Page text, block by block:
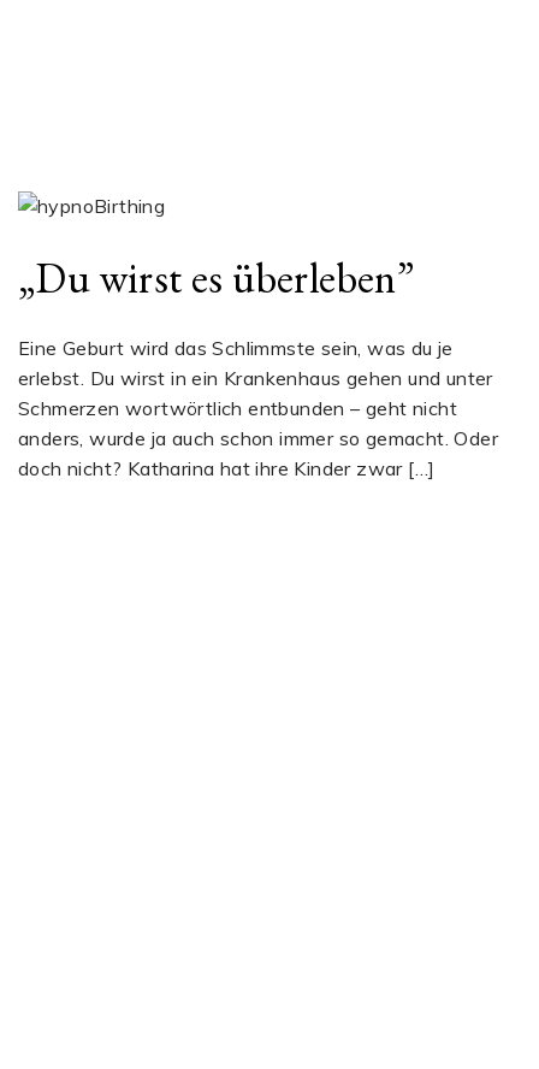
„Du wirst es überleben”
Eine Geburt wird das Schlimmste sein, was du je
erlebst. Du wirst in ein Krankenhaus gehen und unter
Schmerzen wortwörtlich entbunden – geht nicht
anders, wurde ja auch schon immer so gemacht. Oder
doch nicht? Katharina hat ihre Kinder zwar […]